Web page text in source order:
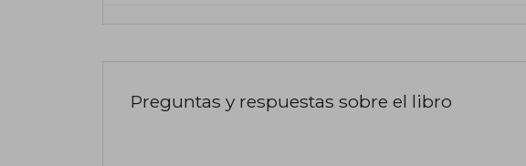
Preguntas y respuestas sobre el libro